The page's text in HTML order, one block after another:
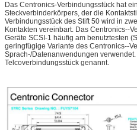
Das Centronics-Verbindungsstück hat
Steckverbinderkörpers, der die
Verbindungsstück des Stift 50 wird in
Kontakten vereinbart. Das Centronics--
Geräte SCSI-1 häufig am benutztesten
geringfügige Variante des Centronics--
Sprach-/Datenanwendungen
Telcoverbindungsstück genannt.